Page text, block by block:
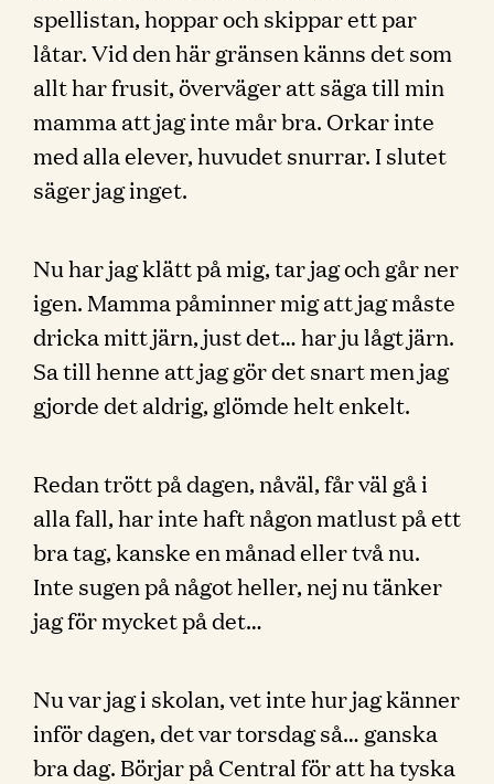
spellistan, hoppar och skippar ett par
låtar. Vid den här gränsen känns det som
allt har frusit, överväger att säga till min
mamma att jag inte mår bra. Orkar inte
med alla elever, huvudet snurrar. I slutet
säger jag inget.
Nu har jag klätt på mig, tar jag och går ner
igen. Mamma påminner mig att jag måste
dricka mitt järn, just det… har ju lågt järn.
Sa till henne att jag gör det snart men jag
gjorde det aldrig, glömde helt enkelt.
Redan trött på dagen, nåväl, får väl gå i
alla fall, har inte haft någon matlust på ett
bra tag, kanske en månad eller två nu.
Inte sugen på något heller, nej nu tänker
jag för mycket på det…
Nu var jag i skolan, vet inte hur jag känner
inför dagen, det var torsdag så… ganska
bra dag. Börjar på Central för att ha tyska